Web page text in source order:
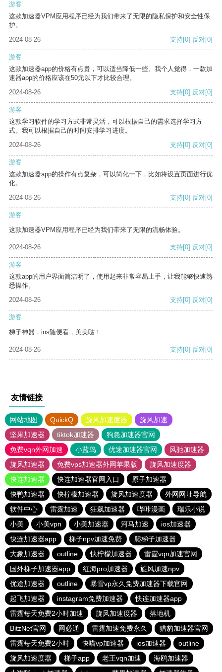
游客
这款加速器VPM应用程序已经为我们带来了无限的隐私保护和安全性保
护。
2024-08-26
支持[0] 反对[0]
游客
这款加速器app的价格有点贵，可以适当降低一些。我个人觉得，一款加
速器app的价格应该在50元以下才比较合理。
2024-08-26
支持[0] 反对[0]
游客
这款学习软件的学习方式非常灵活，可以根据自己的需求选择学习方
式。我可以根据自己的时间安排学习进度。
2024-08-26
支持[0] 反对[0]
游客
这款加速器app的操作有点复杂，可以简化一下，比如将设置页面进行优
化。
2024-08-26
支持[0] 反对[0]
游客
这款加速器VPM应用程序已经为我们带来了无限的流畅体验。
2024-08-26 支持[0] 反对[0]
游客
这款app的用户界面简洁明了，使用起来非常容易上手，让我能够快速熟
悉操作。
2024-08-26
支持[0] 反对[0]
游客
梯子神器，ins随便看，美美哒！
2024-08-26 支持[0] 反对[0]
友情链接
网站地图 QuickQ 旋风加速度器
旋风加速
坚果加速器
tiktok加速器
狗急加速器官网
免费vqn外网加速
小蓝鸟 优途加速器官网
风驰加速器
旋风加速器
免费vps加速器外网苹果版
旋风加速度器
快连加速器
快连加速器官网入口
原子加速器
快鸭加速器
快柠檬加速器 旋风加速度器
外网网址导航
软件中心
雷霆加速 狂飙加速器 哔咔漫画
瑞乐小说
小美
小美vpn 小美加速器 河马加速
ios加速器
快连加速器app
梯子npv加速免费
爬梯子加速器
大象加速器
outline 快柠檬加速器
雷霆vqn加速官网
国外梯子加速器app
红海pro加速器
旋风加速npv
优途加速器
outline
暴雪vp永久免费加速器下载官网
起飞加速器
instagram免费加速器
快连加速器app
雷霆每天免费2小时加速
旋风加速度器
落地机
BitzNet官网
网必通 雷霆加速免费永久
猎豹加速器官网
雷霆每天免费2小时
快喵vp加速器 ios加速器
outline
旋风加速度器
梯子app 老王vqn加速
海鸥加速器